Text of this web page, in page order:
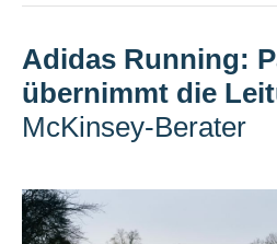
Adidas Running:
übernimmt die
McKinsey-Berater